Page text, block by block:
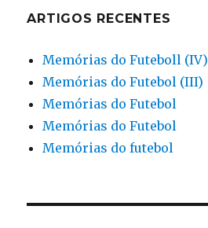
ARTIGOS RECENTES
Memórias do Futeboll (IV)
Memórias do Futebol (III)
Memórias do Futebol
Memórias do Futebol
Memórias do futebol